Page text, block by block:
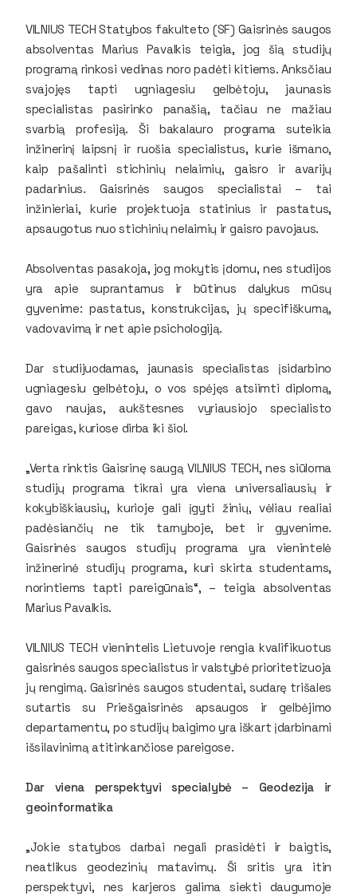
VILNIUS TECH Statybos fakulteto (SF) Gaisrinės saugos
absolventas Marius Pavalkis teigia, jog šią studijų
programą rinkosi vedinas noro padėti kitiems. Anksčiau
svajojęs tapti ugniagesiu gelbėtoju, jaunasis
specialistas pasirinko panašią, tačiau ne mažiau
svarbią profesiją. Ši bakalauro programa suteikia
inžinerinį laipsnį ir ruošia specialistus, kurie išmano,
kaip pašalinti stichinių nelaimių, gaisro ir avarijų
padarinius. Gaisrinės saugos specialistai – tai
inžinieriai, kurie projektuoja statinius ir pastatus,
apsaugotus nuo stichinių nelaimių ir gaisro pavojaus.
Absolventas pasakoja, jog mokytis įdomu, nes studijos
yra apie suprantamus ir būtinus dalykus mūsų
gyvenime: pastatus, konstrukcijas, jų specifiškumą,
vadovavimą ir net apie psichologiją.
Dar studijuodamas, jaunasis specialistas įsidarbino
ugniagesiu gelbėtoju, o vos spėjęs atsiimti diplomą,
gavo naujas, aukštesnes vyriausiojo specialisto
pareigas, kuriose dirba iki šiol.
„Verta rinktis Gaisrinę saugą VILNIUS TECH, nes siūloma
studijų programa tikrai yra viena universaliausių ir
kokybiškiausių, kurioje gali įgyti žinių, vėliau realiai
padėsiančių ne tik tarnyboje, bet ir gyvenime.
Gaisrinės saugos studijų programa yra vienintelė
inžinerinė studijų programa, kuri skirta studentams,
norintiems tapti pareigūnais“, – teigia absolventas
Marius Pavalkis.
VILNIUS TECH vienintelis Lietuvoje rengia kvalifikuotus
gaisrinės saugos specialistus ir valstybė prioritetizuoja
jų rengimą. Gaisrinės saugos studentai, sudarę trišales
sutartis su Priešgaisrinės apsaugos ir gelbėjimo
departamentu, po studijų baigimo yra iškart įdarbinami
išsilavinimą atitinkančiose pareigose.
Dar viena perspektyvi specialybė – Geodezija ir
geoinformatika
„Jokie statybos darbai negali prasidėti ir baigtis,
neatlikus geodezinių matavimų. Ši sritis yra itin
perspektyvi, nes karjeros galima siekti daugumoje